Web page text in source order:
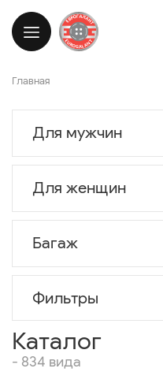
Главная
Для мужчин
Для женщин
Багаж
Фильтры
Каталог
- 834 вида